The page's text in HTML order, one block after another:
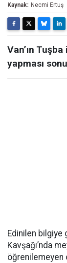
Kaynak: Necmi Ertuş
Van’ın
yapması
Edinilen bilgiye
Kavşağı’nda